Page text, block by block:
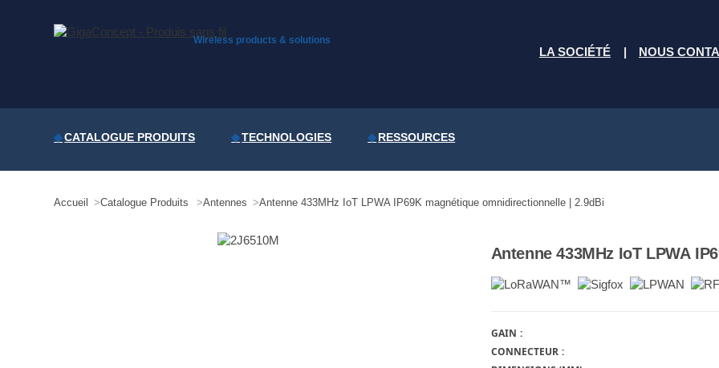
Wireless products & solutions
LA SOCIÉTÉ NOUS
CATALOGUE PRODUITS TECHNOLOGIES RESSOURCES
Accueil Catalogue Produits Antennes Antenne 433MHz IoT LPWA IP69K magnétique omnidirectionnelle | 2.9dBi
Antenne 433MHz IoT LPWA
GAIN
CONNECTEUR